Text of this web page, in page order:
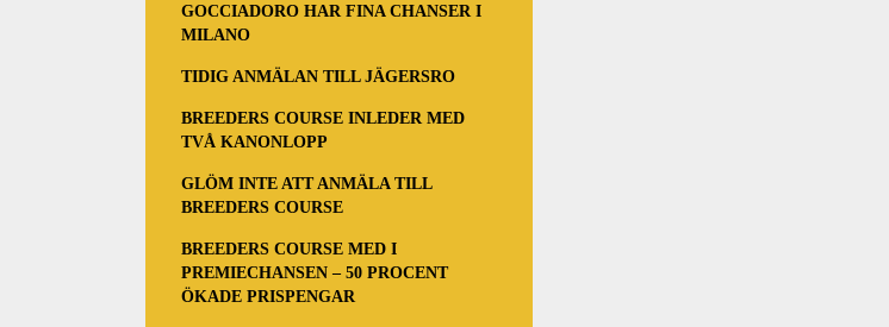
GOCCIADORO HAR FINA CHANSER I
MILANO
TIDIG ANMÄLAN TILL JÄGERSRO
BREEDERS COURSE INLEDER MED
TVÅ KANONLOPP
GLÖM INTE ATT ANMÄLA TILL
BREEDERS COURSE
BREEDERS COURSE MED I
PREMIECHANSEN – 50 PROCENT
ÖKADE PRISPENGAR